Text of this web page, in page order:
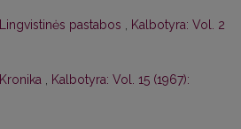
Lingvistinės pastabos
Kalbotyra: Vol. 2
Kronika
Kalbotyra: Vol. 15 (1967):